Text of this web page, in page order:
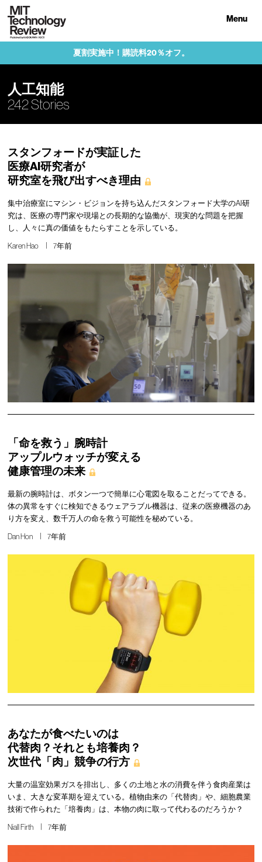
Menu
夏割実施中！購読料20％オフ。
人工知能
242 Stories
スタンフォードが実証した
医療AI研究者が
研究室を飛び出すべき理由
集中治療室にマシン・ビジョンを持ち込んだスタンフォード大学のAI研
究は、医療の専門家や現場との長期的な協働が、現実的な問題を把握
し、人々に真の価値をもたらすことを示している。
Karen Hao 7年前
「命を救う」腕時計
アップルウォッチが変える
健康管理の未来
最新の腕時計は、ボタン一つで簡単に心電図を取ることだってできる。
体の異常をすぐに検知できるウェアラブル機器は、従来の医療機器のあ
り方を変え、数千万人の命を救う可能性を秘めている。
Dan Hon 7年前
あなたが食べたいのは
代替肉？それとも培養肉？
次世代「肉」競争の行方
大量の温室効果ガスを排出し、多くの土地と水の消費を伴う食肉産業は
いま、大きな変革期を迎えている。植物由来の「代替肉」や、細胞農業
技術で作られた「培養肉」は、本物の肉に取って代わるのだろうか？
Niall Firth 7年前